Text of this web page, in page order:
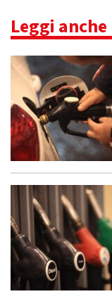
Leggi anche